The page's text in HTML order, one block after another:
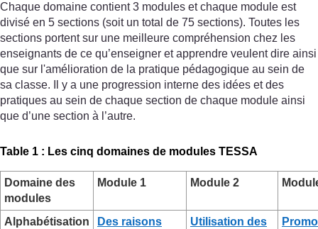
Chaque domaine contient 3 modules et chaque module est
divisé en 5 sections (soit un total de 75 sections). Toutes les
sections portent sur une meilleure compréhension chez les
enseignants de ce qu’enseigner et apprendre veulent dire ainsi
que sur l'amélioration de la pratique pédagogique au sein de
sa classe. Il y a une progression interne des idées et des
pratiques au sein de chaque section de chaque module ainsi
que d’une section à l’autre.
Table 1 : Les cinq domaines de modules TESSA
Domaine des
modules
Module 1 Module 2
Alphabétisation
Des raisons
Utilisation des